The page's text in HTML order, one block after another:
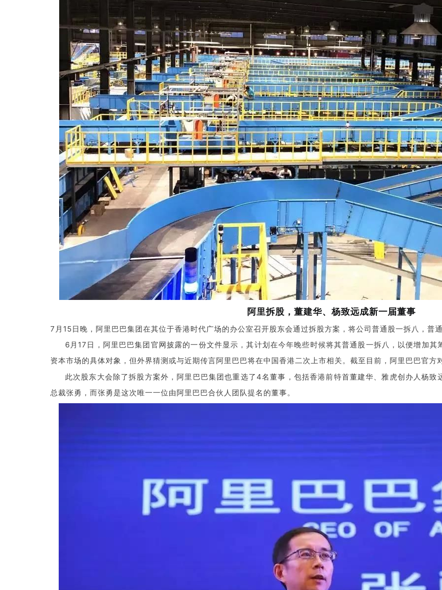
阿里拆股，董建华、杨致远成新一届董事
7月15日晚，阿里巴巴集团在其位于香港时代广场的办公室召开股东会通过拆股方案，将公司普通股一拆八，
6月17日，阿里巴巴集团官网披露的一份文件显示，其计划在今年晚些时候将其普通股一拆八，以便增加
资本市场的具体对象，但外界猜测或与近期传言阿里巴巴将在中国香港二次上市相关。截至目前，阿里巴巴官
此次股东大会除了拆股方案外，阿里巴巴集团也重选了4名董事，包括香港前特首董建华、雅虎创办人杨
总裁张勇，而张勇是这次唯一一位由阿里巴巴合伙人团队提名的董事。